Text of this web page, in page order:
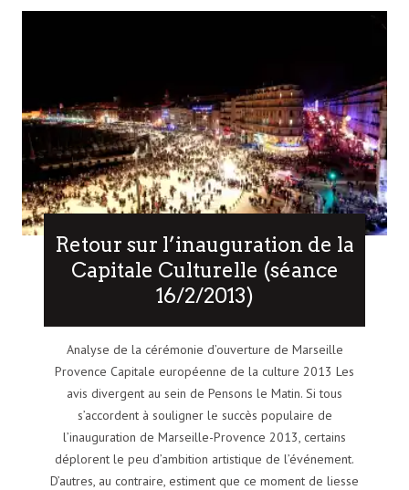
Retour sur l’inauguration de la
Capitale Culturelle (séance
16/2/2013)
Analyse de la cérémonie d’ouverture de Marseille
Provence Capitale européenne de la culture 2013 Les
avis divergent au sein de Pensons le Matin. Si tous
s’accordent à souligner le succès populaire de
l’inauguration de Marseille-Provence 2013, certains
déplorent le peu d’ambition artistique de l’événement.
D’autres, au contraire, estiment que ce moment de liesse